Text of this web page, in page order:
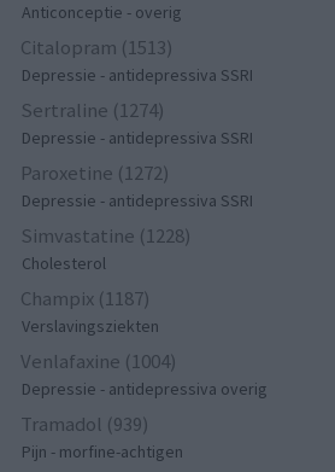
Anticonceptie - overig
Citalopram (1513)
Depressie - antidepressiva SSRI
Sertraline (1274)
Depressie - antidepressiva SSRI
Paroxetine (1272)
Depressie - antidepressiva SSRI
Simvastatine (1228)
Cholesterol
Champix (1187)
Verslavingsziekten
Venlafaxine (1004)
Depressie - antidepressiva overig
Tramadol (939)
Pijn - morfine-achtigen